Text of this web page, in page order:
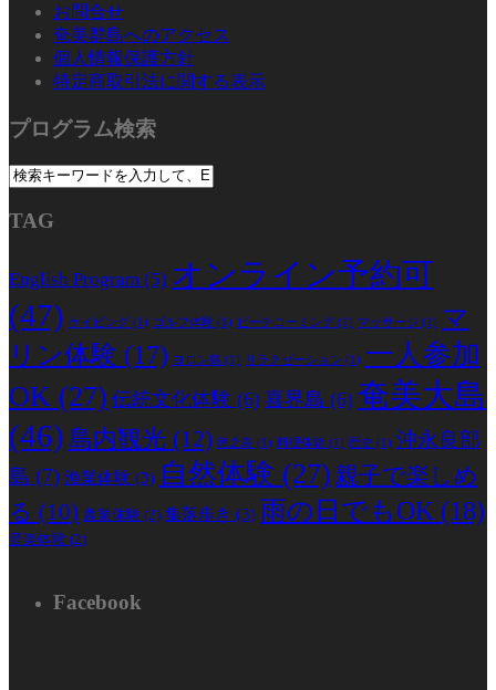
お問合せ
奄美群島へのアクセス
個人情報保護方針
特定商取引法に関する表示
プログラム検索
TAG
English Program (5) オンライン予約可
(47) ケイビング (1) ゴルフ体験 (1) ビーチコーミング (1) マッサージ (1) マ
リン体験 (17) ヨロン島 (1) リラクゼーション (1) 一人参加
OK (27) 伝統文化体験 (6) 喜界島 (6) 奄美大島
(46) 島内観光 (12) 徳之島 (1) 料理体験 (1) 歴史 (1) 沖永良部
島 (7) 漁業体験 (3) 自然体験 (27) 親子で楽しめ
る (10) 農業体験 (2) 集落歩き (3) 雨の日でもOK (18)
音楽体験 (2)
Facebook